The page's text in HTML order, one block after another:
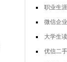
职业生涯人物访谈
微信企业号调查问卷
大学生读书习惯调查问卷
优信二手车用户调查